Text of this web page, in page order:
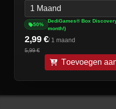
1 Maand
50%
DediGames® Box
month!)
2,99 €/ 1 maand
5,99 €
Toevoegen